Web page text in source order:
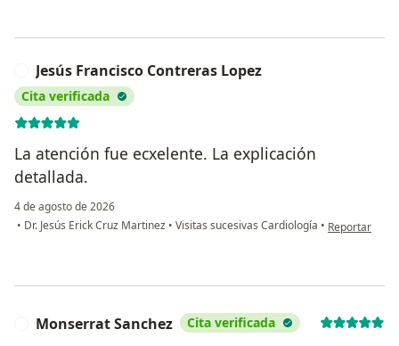
Jesús Francisco Contreras Lopez
Cita verificada
La atención fue ecxelente. La explicación
detallada.
4 de agosto de 2026
• Dr. Jesús Erick Cruz Martinez • Visitas sucesivas Cardiología • en opinión
Reportar
Monserrat Sanchez Cita verificada